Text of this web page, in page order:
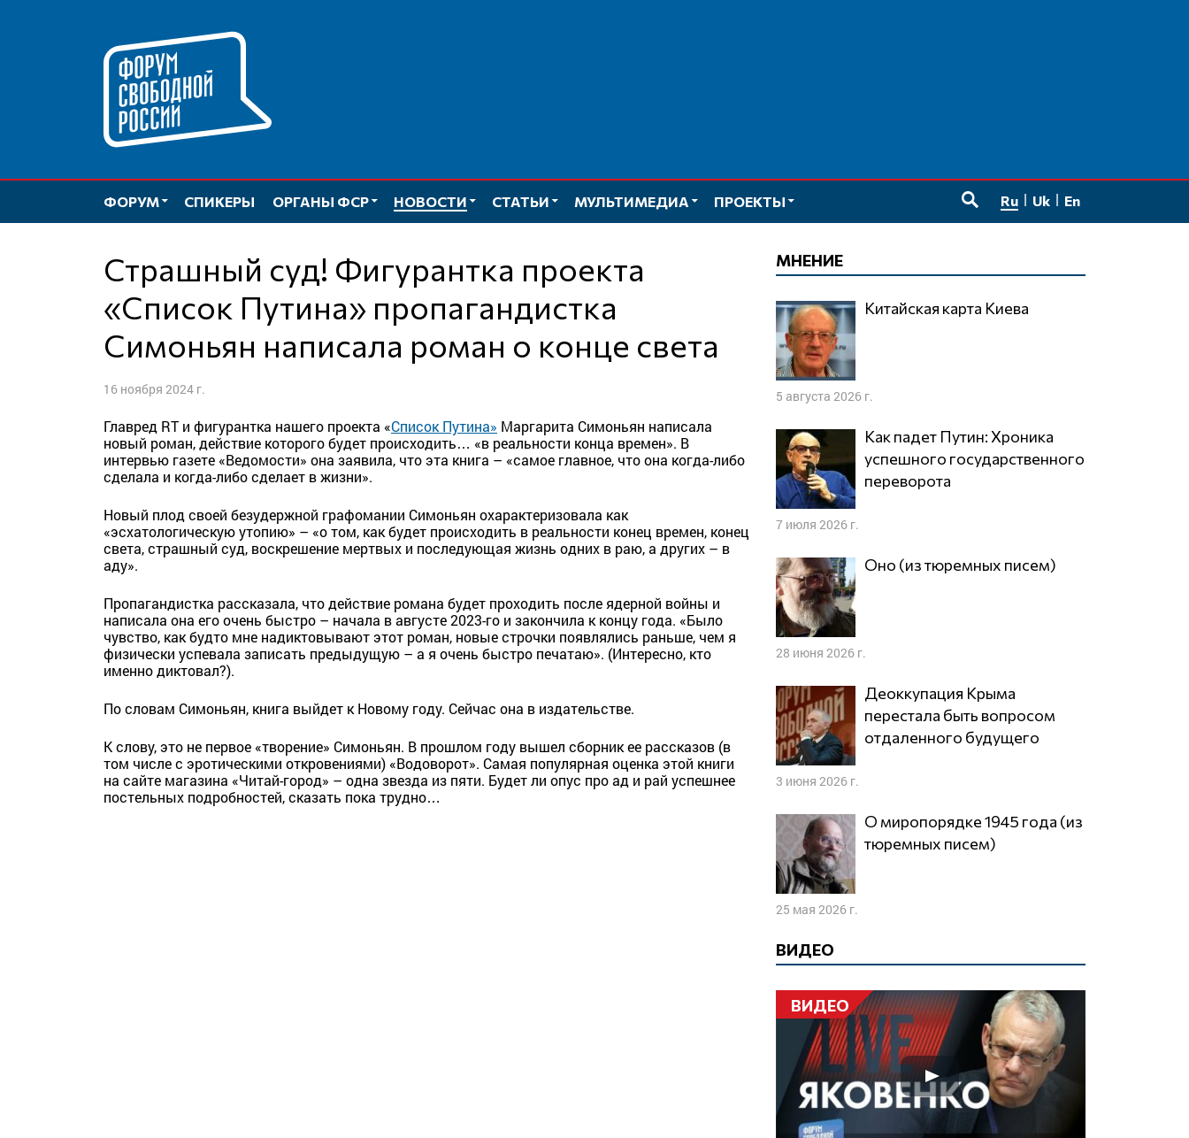
ФОРУМ СПИКЕРЫ ОРГАНЫ ФСР НОВОСТИ СТАТЬИ МУЛЬТИМЕДИА
ПРОЕКТЫ
Ru Uk En
Страшный суд! Фигурантка проекта
«Список Путина» пропагандистка
Симоньян написала роман о конце света
16 ноября 2024 г.
Главред RT и фигурантка нашего проекта «Список Путина» Маргарита Симоньян написала
новый роман, действие которого будет происходить… «в реальности конца времен». В
интервью газете «Ведомости» она заявила, что эта книга – «самое главное, что она когда-либо
сделала и когда-либо сделает в жизни».
Новый плод своей безудержной графомании Симоньян охарактеризовала как
«эсхатологическую утопию» – «о том, как будет происходить в реальности конец времен, конец
света, страшный суд, воскрешение мертвых и последующая жизнь одних в раю, а других – в
аду».
Пропагандистка рассказала, что действие романа будет проходить после ядерной войны и
написала она его очень быстро – начала в августе 2023-го и закончила к концу года. «Было
чувство, как будто мне надиктовывают этот роман, новые строчки появлялись раньше, чем я
физически успевала записать предыдущую – а я очень быстро печатаю». (Интересно, кто
именно диктовал?).
По словам Симоньян, книга выйдет к Новому году. Сейчас она в издательстве.
К слову, это не первое «творение» Симоньян. В прошлом году вышел сборник ее рассказов (в
том числе с эротическими откровениями) «Водоворот». Самая популярная оценка этой книги
на сайте магазина «Читай-город» – одна звезда из пяти. Будет ли опус про ад и рай успешнее
постельных подробностей, сказать пока трудно…
МНЕНИЕ
Китайская карта Киева
5 августа 2026 г.
Как падет Путин: Хроника
успешного государственного
переворота
7 июля 2026 г.
Оно (из тюремных писем)
28 июня 2026 г.
Деоккупация Крыма
перестала быть вопросом
отдаленного будущего
3 июня 2026 г.
О миропорядке 1945 года (из
тюремных писем)
25 мая 2026 г.
ВИДЕО
ВИДЕО